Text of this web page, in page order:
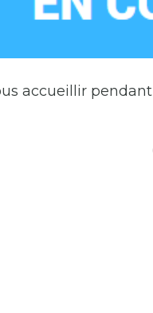
accueillir